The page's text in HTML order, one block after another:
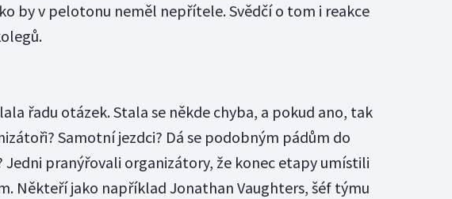
by v pelotonu neměl nepřítele. Svědčí o tom i reakce
řadu otázek. Stala se někde chyba, a pokud ano, tak
Samotní jezdci? Dá se podobným pádům do
Jedni pranýřovali organizátory, že konec etapy umístili
Někteří jako například Jonathan Vaughters, šéf týmu